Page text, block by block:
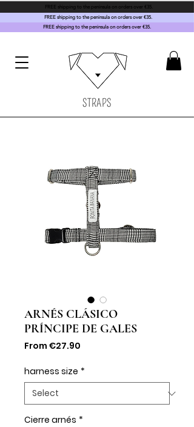
FREE shipping to the peninsula on orders over €35.
FREE shipping to the peninsula on orders over €35.
STRAPS
FREE shipping to the peninsula on orders over €35.
ARNÉS CLÁSICO
PRÍNCIPE DE GALES
From €27.90
harness size *
Cierre arnés *